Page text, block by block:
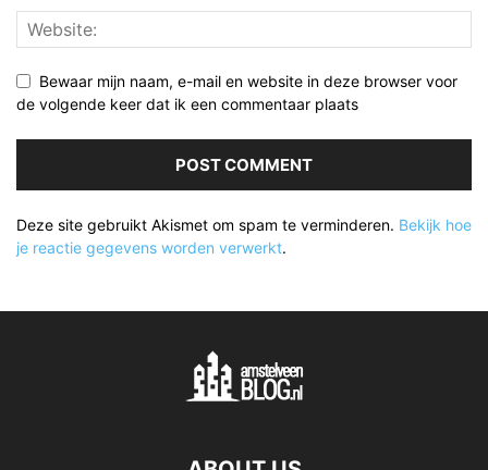
Bewaar mijn naam, e-mail en website in deze browser voor
de volgende keer dat ik een commentaar plaats
Deze site gebruikt Akismet om spam te verminderen. Bekijk hoe
je reactie gegevens worden verwerkt.